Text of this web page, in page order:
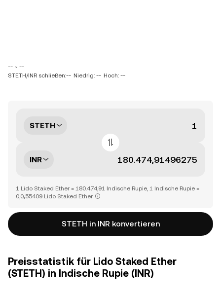
-- ~ --
STETH/INR schließen:-- Niedrig: -- Hoch: --
STETH
INR
1 Lido Staked Ether = 180.474,91 Indische Rupie, 1 Indische Rupie =
0,0₅55409 Lido Staked Ether
STETH in INR konvertieren
Preisstatistik für Lido Staked Ether
(STETH) in Indische Rupie (INR)